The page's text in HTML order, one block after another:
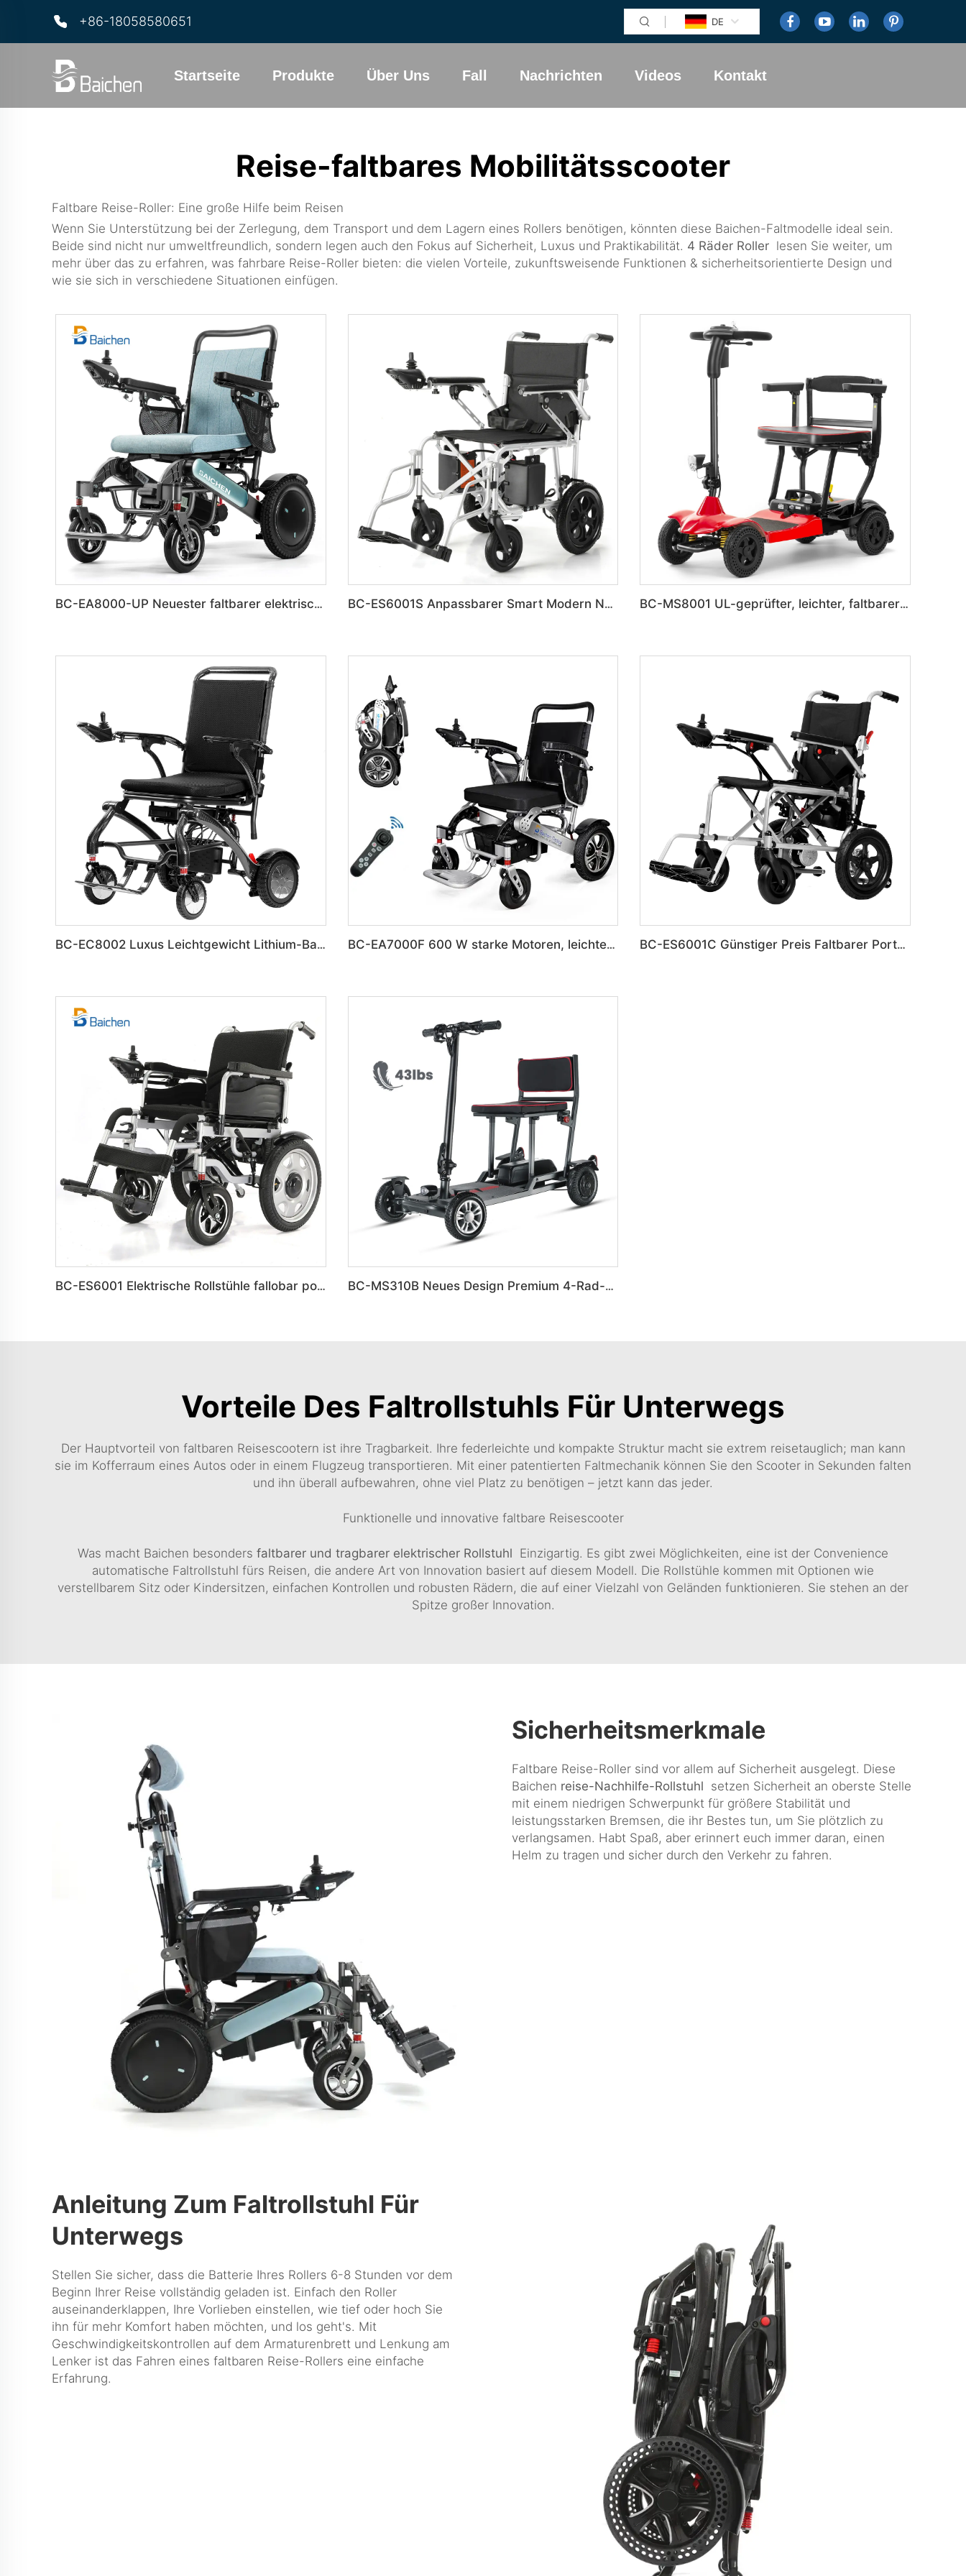
+86-18058580651 DE
Startseite Produkte Über Uns Fall Nachrichten Videos Kontakt
Reise-faltbares Mobilitätsscooter
Faltbare Reise-Roller: Eine große Hilfe beim Reisen
Wenn Sie Unterstützung bei der Zerlegung, dem Transport und dem Lagern eines Rollers benötigen, könnten diese Baichen-Faltmodelle ideal sein.
Beide sind nicht nur umweltfreundlich, sondern legen auch den Fokus auf Sicherheit, Luxus und Praktikabilität. 4 Räder Roller lesen Sie weiter, um
mehr über das zu erfahren, was fahrbare Reise-Roller bieten: die vielen Vorteile, zukunftsweisende Funktionen & sicherheitsorientierte Design und
wie sie sich in verschiedene Situationen einfügen.
BC-EA8000-UP Neuester faltbarer elektrischer Modell-Rollstuhl für Menschen mit Behinderung BC-ES6001S Anpassbarer Smart Modern Neuer Elektrowheelchair BC-MS8001 UL-geprüfter, leichter, faltbarer Reise-Elektromobil
BC-EC8002 Luxus Leichtgewicht Lithium-Batterie Kohlenstofffaserelektrowheelchair BC-EA7000F 600 W starke Motoren, leichter motorisierter Rollstuhl BC-ES6001C Günstiger Preis Faltbarer Portabler Elektrischer Rollstuhl
BC-ES6001 Elektrische Rollstühle fallobar portabel Reise-Rollstuhl BC-MS310B Neues Design Premium 4-Rad-Ultra-Leicht-Mobilitätsscooter für Senioren
Vorteile Des Faltrollstuhls Für Unterwegs
Der Hauptvorteil von faltbaren Reisescootern ist ihre Tragbarkeit. Ihre federleichte und kompakte Struktur macht sie extrem reisetauglich; man kann
sie im Kofferraum eines Autos oder in einem Flugzeug transportieren. Mit einer patentierten Faltmechanik können Sie den Scooter in Sekunden falten
und ihn überall aufbewahren, ohne viel Platz zu benötigen – jetzt kann das jeder.
Funktionelle und innovative faltbare Reisescooter
Was macht Baichen besonders faltbarer und tragbarer elektrischer Rollstuhl Einzigartig. Es gibt zwei Möglichkeiten, eine ist der Convenience
automatische Faltrollstuhl fürs Reisen, die andere Art von Innovation basiert auf diesem Modell. Die Rollstühle kommen mit Optionen wie
verstellbarem Sitz oder Kindersitzen, einfachen Kontrollen und robusten Rädern, die auf einer Vielzahl von Geländen funktionieren. Sie stehen an der
Spitze großer Innovation.
Sicherheitsmerkmale
Faltbare Reise-Roller sind vor allem auf Sicherheit ausgelegt. Diese
Baichen reise-Nachhilfe-Rollstuhl setzen Sicherheit an oberste Stelle
mit einem niedrigen Schwerpunkt für größere Stabilität und
leistungsstarken Bremsen, die ihr Bestes tun, um Sie plötzlich zu
verlangsamen. Habt Spaß, aber erinnert euch immer daran, einen
Helm zu tragen und sicher durch den Verkehr zu fahren.
Anleitung Zum Faltrollstuhl Für
Unterwegs
Stellen Sie sicher, dass die Batterie Ihres Rollers 6-8 Stunden vor dem
Beginn Ihrer Reise vollständig geladen ist. Einfach den Roller
auseinanderklappen, Ihre Vorlieben einstellen, wie tief oder hoch Sie
ihn für mehr Komfort haben möchten, und los geht's. Mit
Geschwindigkeitskontrollen auf dem Armaturenbrett und Lenkung am
Lenker ist das Fahren eines faltbaren Reise-Rollers eine einfache
Erfahrung.